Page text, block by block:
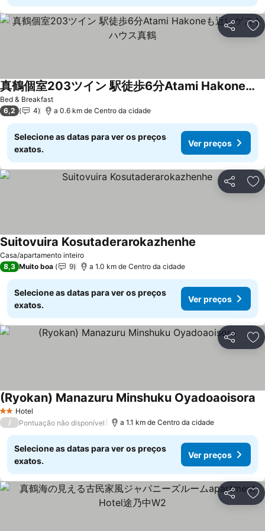
Partilhar
Bed & Breakfast
真鶴個室203ツイン 駅徒歩6分Atami Hakoneも近いゲストハウス真鶴
Ver preços
6,2 4 a 0.6 km de Centro da cidade
Selecione as datas para ver os preços
exatos.
Ver preços
Partilhar
Casa/apartamento inteiro
Suitovuira Kosutaderarokazhenhe
8,3 Muito boa 9 a 1.0 km de Centro da cidade
Selecione as datas para ver os preços
exatos.
Ver preços
Partilhar
2 Estrelas
Hotel
(Ryokan) Manazuru Minshuku Oyadoaoisora
/ Pontuação não disponível a 1.1 km de Centro da cidade
Selecione as datas para ver os preços
exatos.
Ver preços
Partilhar